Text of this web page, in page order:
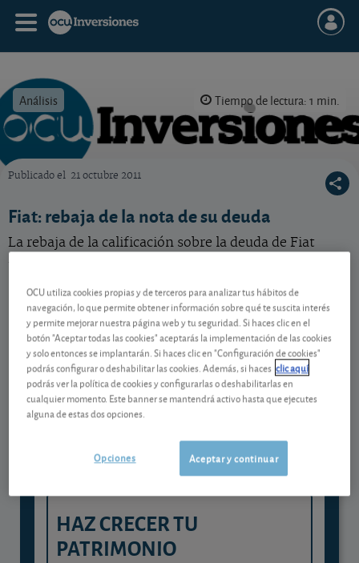
Análisis Tiempo de lectura: 1 min.
Publicado el 21 octubre 2011
Fiat: rebaja de la nota de su deuda
La rebaja de la calificación sobre la deuda de Fiat
refleja las dificultades que afronta el grupo italiano.
Contenido reservado a SOCIOS
Gestiona tu dinero con visión
experta
y consigue que cada euro trabaje
HAZ CRECER TU
PATRIMONIO
OCU utiliza cookies propias y de terceros para analizar tus hábitos de
navegación, lo que permite obtener información sobre qué te suscita interés
y permite mejorar nuestra página web y tu seguridad. Si haces clic en el
botón "Aceptar todas las cookies" aceptarás la implementación de las cookies
y solo entonces se implantarán. Si haces clic en "Configuración de cookies"
podrás configurar o deshabilitar las cookies. Además, si haces clic aquí
podrás ver la política de cookies y configurarlas o deshabilitarlas en
cualquier momento. Este banner se mantendrá activo hasta que ejecutes
alguna de estas dos opciones.
Aceptar y continuar
Opciones